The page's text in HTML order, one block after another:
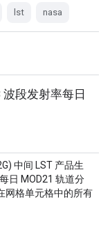
lst nasa
段发射率每日
中间 LST 产品生
日 MOD21 轨道分
网格单元格中的所有